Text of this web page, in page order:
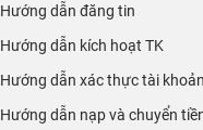
Hướng dẫn đăng tin
Hướng dẫn kích hoạt TK
Hướng dẫn xác thực tài khoản
Hướng dẫn nạp và chuyển